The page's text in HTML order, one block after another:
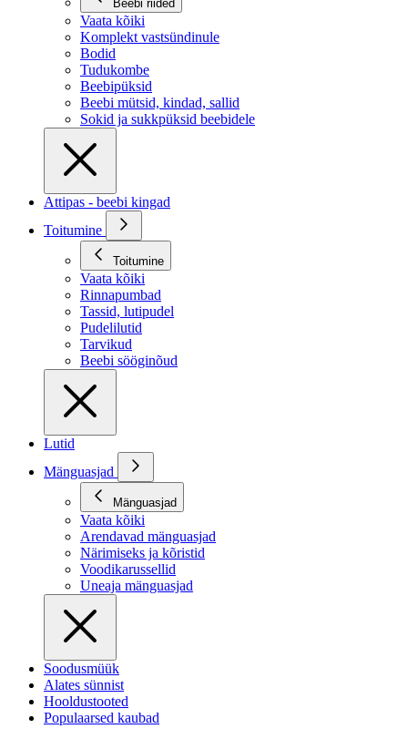
Beebi riided
Vaata kõiki
Komplekt vastsündinule
Bodid
Tudukombe
Beebipüksid
Beebi mütsid, kindad, sallid
Sokid ja sukkpüksid beebidele
Attipas - beebi kingad
Toitumine
Toitumine
Vaata kõiki
Rinnapumbad
Tassid, lutipudel
Pudelilutid
Tarvikud
Beebi sööginõud
Lutid
Mänguasjad
Mänguasjad
Vaata kõiki
Arendavad mänguasjad
Närimiseks ja kõristid
Voodikarussellid
Uneaja mänguasjad
Soodusmüük
Alates sünnist
Hooldustooted
Populaarsed kaubad